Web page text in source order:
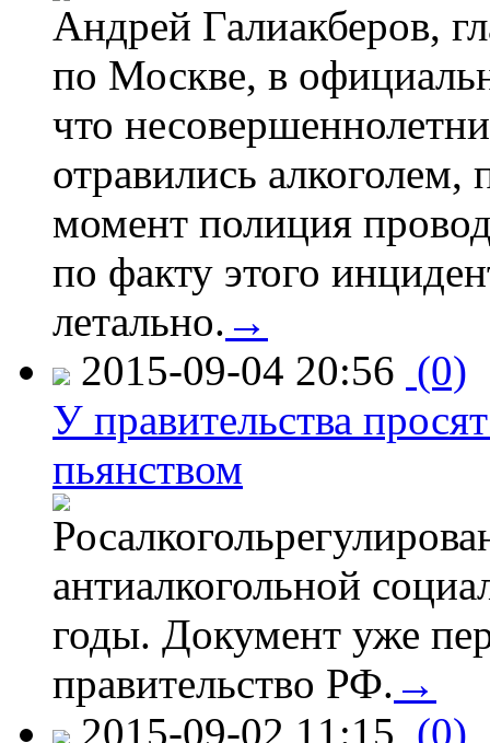
Андрей Галиакберов,
по Москве, в
что
отравились
момент полиция
по факту этого
летально. →
2015-09-04 20:56 (0)
У правительства
пьянством
антиалкогольной
годы. Документ уже
правительство РФ. →
2015-09-02 11:15 (0)